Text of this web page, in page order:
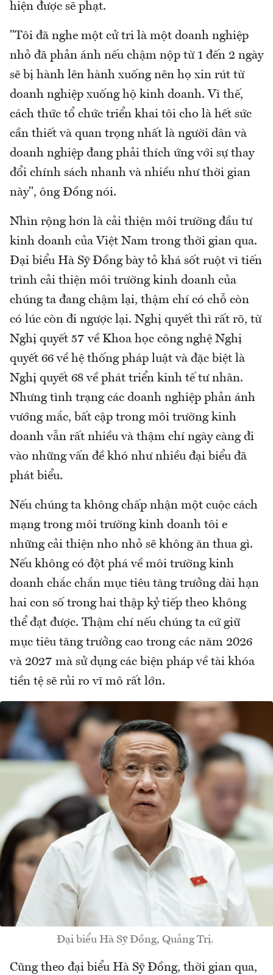
hiện được sẽ phạt.
"Tôi đã nghe một cử tri là một doanh nghiệp
nhỏ đã phản ánh nếu chậm nộp từ 1 đến 2 ngày
sẽ bị hành lên hành xuống nên họ xin rút từ
doanh nghiệp xuống hộ kinh doanh. Vì thế,
cách thức tổ chức triển khai tôi cho là hết sức
cần thiết và quan trọng nhất là người dân và
doanh nghiệp đang phải thích ứng với sự thay
đổi chính sách nhanh và nhiều như thời gian
này", ông Đồng nói.
Nhìn rộng hơn là cải thiện môi trường đầu tư
kinh doanh của Việt Nam trong thời gian qua.
Đại biểu Hà Sỹ Đồng bày tỏ khá sốt ruột vì tiến
trình cải thiện môi trường kinh doanh của
chúng ta đang chậm lại, thậm chí có chỗ còn
có lúc còn đi ngược lại. Nghị quyết thì rất rõ, từ
Nghị quyết 57 về Khoa học công nghệ Nghị
quyết 66 về hệ thống pháp luật và đặc biệt là
Nghị quyết 68 về phát triển kinh tế tư nhân.
Nhưng tình trạng các doanh nghiệp phản ánh
vướng mắc, bất cập trong môi trường kinh
doanh vẫn rất nhiều và thậm chí ngày càng đi
vào những vấn đề khó như nhiều đại biểu đã
phát biểu.
Nếu chúng ta không chấp nhận một cuộc cách
mạng trong môi trường kinh doanh tôi e
những cải thiện nho nhỏ sẽ không ăn thua gì.
Nếu không có đột phá về môi trường kinh
doanh chắc chắn mục tiêu tăng trưởng dài hạn
hai con số trong hai thập kỷ tiếp theo không
thể đạt được. Thậm chí nếu chúng ta cứ giữ
mục tiêu tăng trưởng cao trong các năm 2026
và 2027 mà sử dụng các biện pháp về tài khóa
tiền tệ sẽ rủi ro vĩ mô rất lớn.
Đại biểu Hà Sỹ Đồng, Quảng Trị.
Cũng theo đại biểu Hà Sỹ Đồng, thời gian qua,